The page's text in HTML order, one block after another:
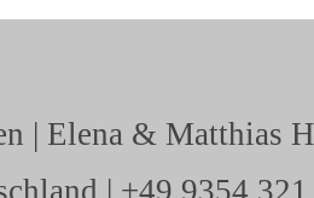
| Elena & Matthias